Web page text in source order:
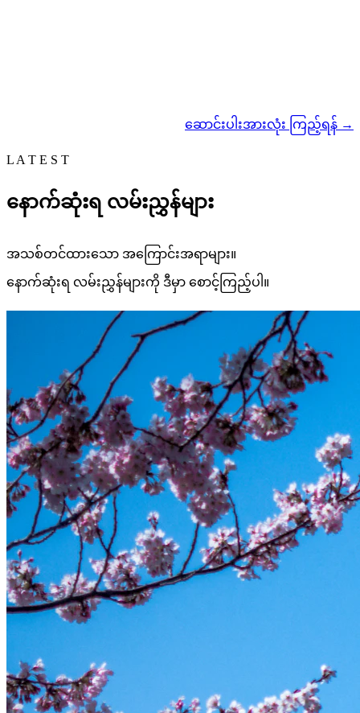
ဆောင်းပါးအားလုံး ကြည့်ရန် →
L A T E S T
နောက်ဆုံးရ လမ်းညွှန်များ
အသစ်တင်ထားသော အကြောင်းအရာများ။
နောက်ဆုံးရ လမ်းညွှန်များကို ဒီမှာ စောင့်ကြည့်ပါ။